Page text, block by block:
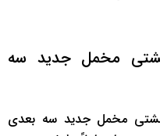
مخمل جدید سه
مخمل جدید سه بعدی